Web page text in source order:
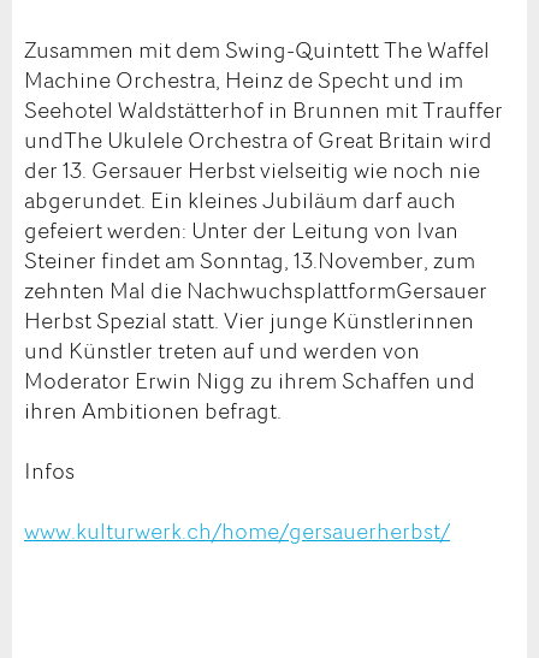
Zusammen mit dem Swing-Quintett The Waffel
Machine Orchestra, Heinz de Specht und im
Seehotel Waldstätterhof in Brunnen mit Trauffer
undThe Ukulele Orchestra of Great Britain wird
der 13. Gersauer Herbst vielseitig wie noch nie
abgerundet. Ein kleines Jubiläum darf auch
gefeiert werden: Unter der Leitung von Ivan
Steiner findet am Sonntag, 13.November, zum
zehnten Mal die NachwuchsplattformGersauer
Herbst Spezial statt. Vier junge Künstlerinnen
und Künstler treten auf und werden von
Moderator Erwin Nigg zu ihrem Schaffen und
ihren Ambitionen befragt.
Infos
www.kulturwerk.ch/home/gersauerherbst/